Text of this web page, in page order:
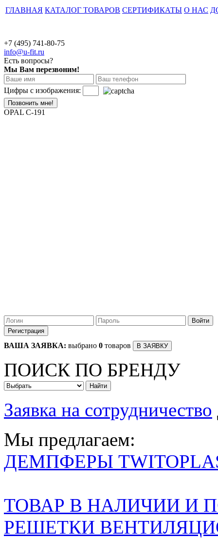
ГЛАВНАЯ КАТАЛОГ ТОВАРОВ СЕРТИФИКАТЫ О НАС
+7 (495) 741-80-75
info@u-fit.ru
Есть вопросы?
Мы Вам перезвоним!
Цифры с изображения:
OPAL C-191
ВАША ЗАЯВКА: выбрано 0 товаров
ПОИСК ПО БРЕНДУ
Заявка на сотрудничество
Мы предлагаем:
ДЕМПФЕРЫ
ТОВАР В НАЛИЧИИ И
РЕШЕТКИ